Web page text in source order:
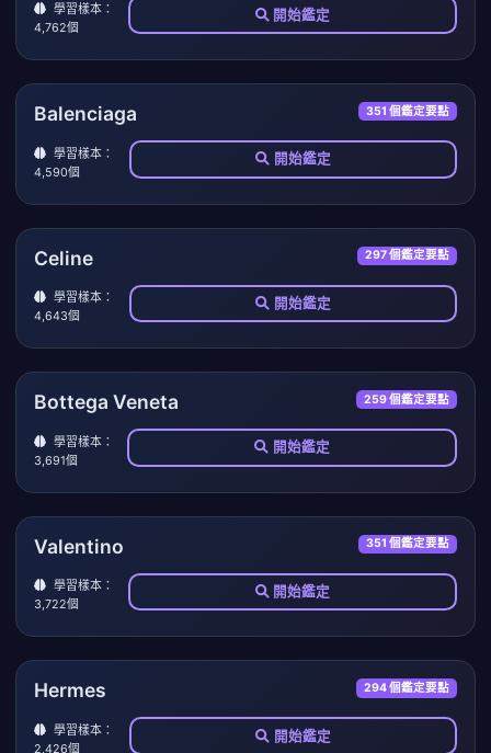
學習樣本：
4,762個
開始鑑定
Balenciaga 351 個鑑定要點
學習樣本：
4,590個
開始鑑定
Celine 297 個鑑定要點
學習樣本：
4,643個
開始鑑定
Bottega Veneta 259 個鑑定要點
學習樣本：
3,691個
開始鑑定
Valentino 351 個鑑定要點
學習樣本：
3,722個
開始鑑定
Hermes 294 個鑑定要點
學習樣本：
2,426個
開始鑑定